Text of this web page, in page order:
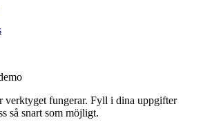
verktyget fungerar. Fyll i dina uppgifter
så snart som möjligt.